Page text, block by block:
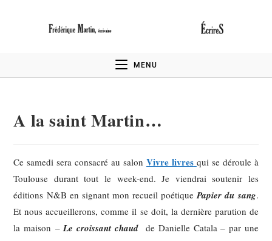
MENU
A la saint Martin…
Ce samedi sera consacré au salon Vivre livres qui se déroule à
Toulouse durant tout le week-end. Je viendrai soutenir les
éditions N&B en signant mon recueil poétiquePapier du sang.
Et nous accueillerons, comme il se doit, la dernière parution de
la maison –Le croissant chaudde Danielle Catala – par une